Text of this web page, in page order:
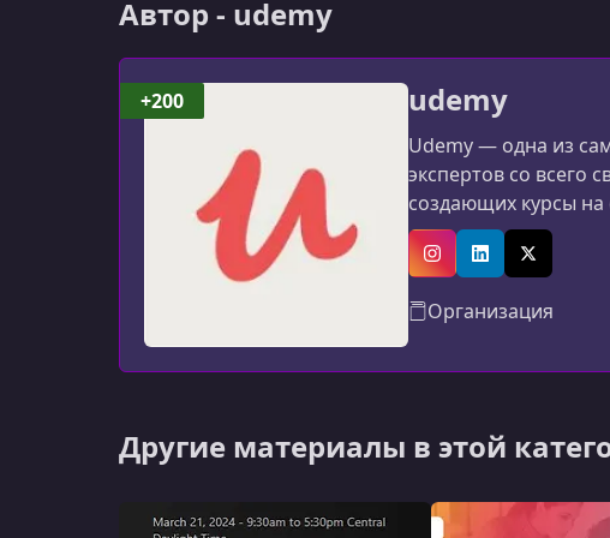
Автор - udemy
udemy
Udemy — одна из
экспертов со всего
создающих курсы
программирования
авторов: материалы
InstagramLinkedInX (Twitter)
Организация
+200
Другие материалы в этой